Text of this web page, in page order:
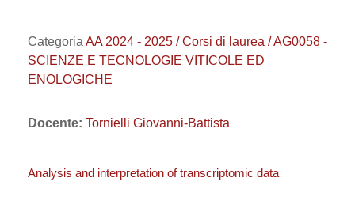
Categoria AA 2024 - 2025 / Corsi di laurea / AG0058 -
SCIENZE E TECNOLOGIE VITICOLE ED
ENOLOGICHE
Docente: Tornielli Giovanni-Battista
Analysis and interpretation of transcriptomic data